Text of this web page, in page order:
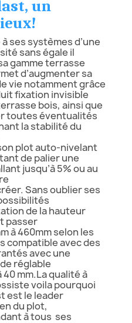
un
ses systèmes d’une
sans égale il
gamme terrasse
d’augmenter sa
vie notamment grâce
fixation invisible
bois, ainsi que
toutes éventualités
la stabilité du
plot auto-nivelant
de palier une
jusqu’à 5% ou au
Sans oublier ses
de la hauteur
passer
à 460mm selon les
compatible avec des
avec une
réglable
40 mm.La qualité à
voila pourquoi
est le leader
du plot,
à tous ses